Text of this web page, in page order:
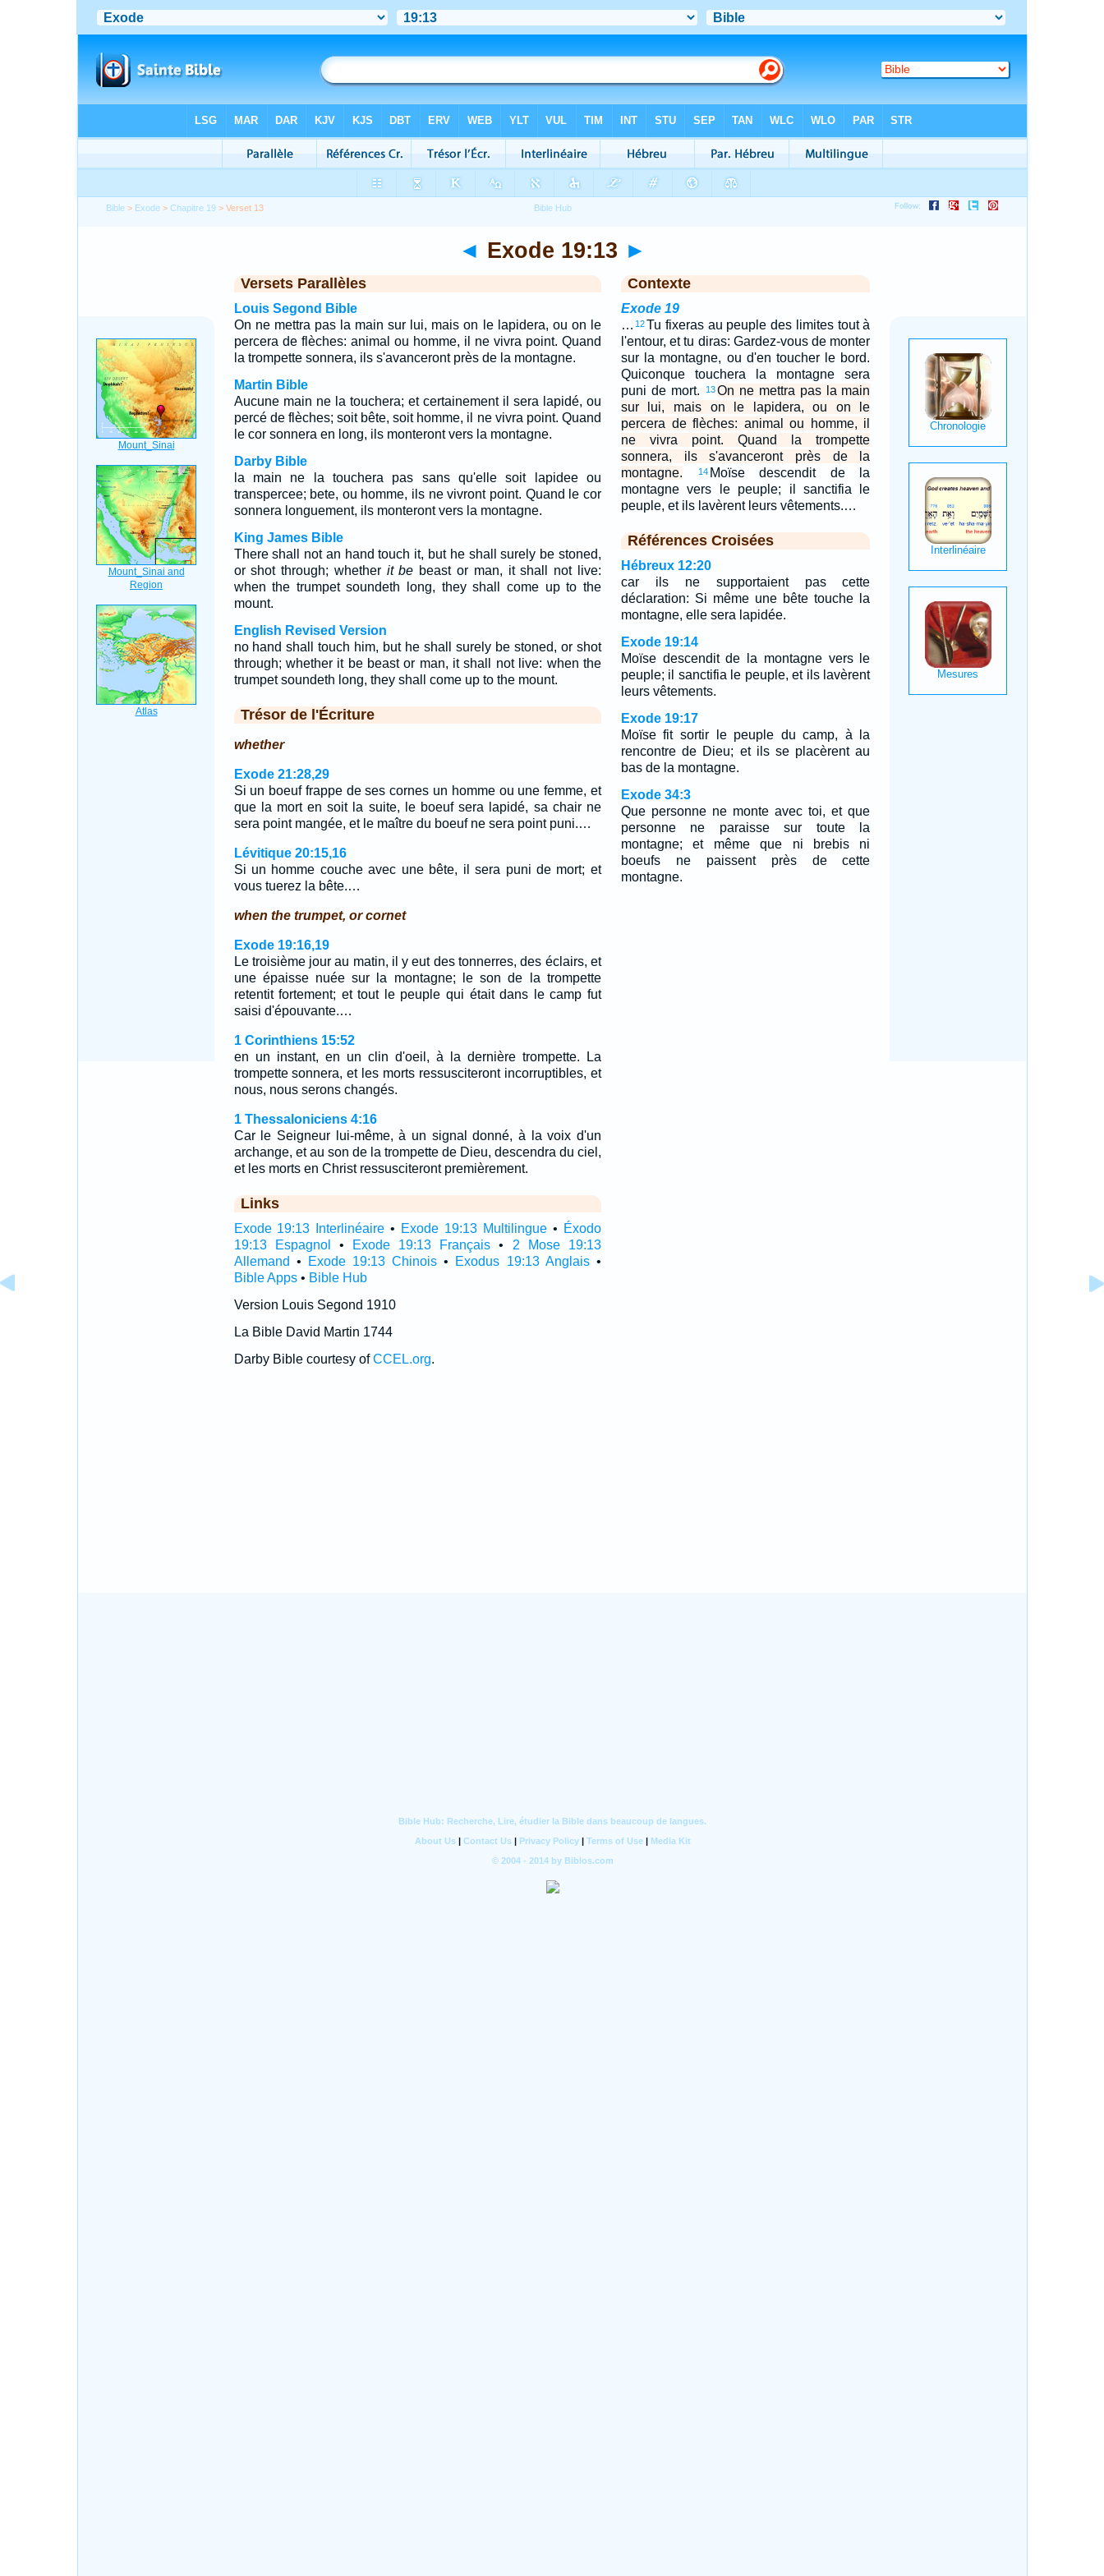
Bible > Exode >Chapitre 19 > Verset 13
◄ Exode 19:13 ►
Versets Parallèles
Louis Segond Bible
On ne mettra pas la main sur lui, mais on le lapidera, ou on le
percera de flèches: animal ou homme, il ne vivra point. Quand
la trompette sonnera, ils s'avanceront près de la montagne.
Martin Bible
Aucune main ne la touchera; et certainement il sera lapidé, ou
percé de flèches; soit bête, soit homme, il ne vivra point. Quand
le cor sonnera en long, ils monteront vers la montagne.
Darby Bible
la main ne la touchera pas sans qu'elle soit lapidee ou
transpercee; bete, ou homme, ils ne vivront point. Quand le cor
sonnera longuement, ils monteront vers la montagne.
King James Bible
There shall not an hand touch it, but he shall surely be stoned,
or shot through; whether it be beast or man, it shall not live:
when the trumpet soundeth long, they shall come up to the
mount.
English Revised Version
no hand shall touch him, but he shall surely be stoned, or shot
through; whether it be beast or man, it shall not live: when the
trumpet soundeth long, they shall come up to the mount.
Trésor de l'Écriture
whether
Exode 21:28,29
Si un boeuf frappe de ses cornes un homme ou une femme, et
que la mort en soit la suite, le boeuf sera lapidé, sa chair ne
sera point mangée, et le maître du boeuf ne sera point puni.…
Lévitique 20:15,16
Si un homme couche avec une bête, il sera puni de mort; et
vous tuerez la bête.…
when the trumpet, or cornet
Exode 19:16,19
Le troisième jour au matin, il y eut des tonnerres, des éclairs, et
une épaisse nuée sur la montagne; le son de la trompette
retentit fortement; et tout le peuple qui était dans le camp fut
saisi d'épouvante.…
1 Corinthiens 15:52
en un instant, en un clin d'oeil, à la dernière trompette. La
trompette sonnera, et les morts ressusciteront incorruptibles, et
nous, nous serons changés.
1 Thessaloniciens 4:16
Car le Seigneur lui-même, à un signal donné, à la voix d'un
archange, et au son de la trompette de Dieu, descendra du ciel,
et les morts en Christ ressusciteront premièrement.
Links
Exode 19:13 Interlinéaire • Exode 19:13 Multilingue • Éxodo
19:13 Espagnol
• Exode 19:13 Français • 2 Mose 19:13
Allemand • Exode 19:13 Chinois • Exodus 19:13 Anglais•
Bible Apps• Bible Hub
Version Louis Segond 1910
La Bible David Martin 1744
Darby Bible courtesy ofCCEL.org.
Contexte
Exode 19
… 12Tu fixeras au peuple des limites tout à
l'entour, et tu diras: Gardez-vous de monter
sur la montagne, ou d'en toucher le bord.
Quiconque touchera la montagne sera
puni de mort.
13On ne mettra pas la main
sur lui, mais on le lapidera, ou on le
percera de flèches: animal ou homme, il
ne vivra point. Quand la trompette
sonnera, ils s'avanceront près de la
montagne.
14 Moïse descendit de la
montagne vers le peuple; il sanctifia le
peuple, et ils lavèrent leurs vêtements.…
Références Croisées
Hébreux 12:20
car ils ne supportaient pas cette
déclaration: Si même une bête touche la
montagne, elle sera lapidée.
Exode 19:14
Moïse descendit de la montagne vers le
peuple; il sanctifia le peuple, et ils lavèrent
leurs vêtements.
Exode 19:17
Moïse fit sortir le peuple du camp, à la
rencontre de Dieu; et ils se placèrent au
bas de la montagne.
Exode 34:3
Que personne ne monte avec toi, et que
personne ne paraisse sur toute la
montagne; et même que ni brebis ni
boeufs ne paissent près de cette
montagne.